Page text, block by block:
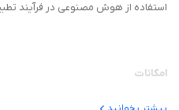
استفاده از هوش مصنوعی در فرآیند
امکانات
امکان احراز هویت غیرحضوری